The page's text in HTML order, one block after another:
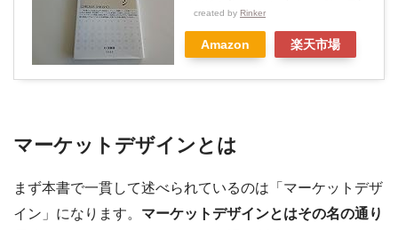
created by Rinker
Amazon 楽天市場
マーケットデザインとは
まず本書で一貫して述べられているのは「マーケットデザ
イン」になります。 マーケットデザインとはその名の通り